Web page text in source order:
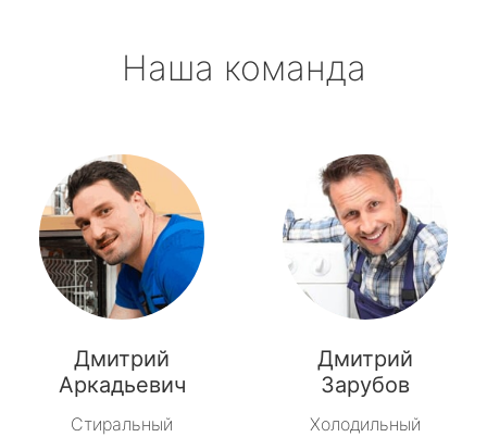
Наша команда
Дмитрий
Аркадьевич
Стиральный
Дмитрий
Зарубов
Холодильный